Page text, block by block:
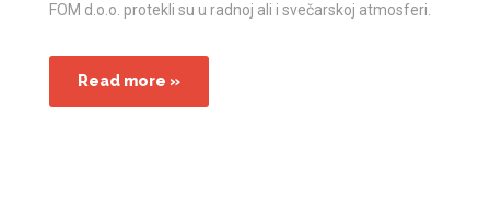
FOM d.o.o. protekli su u radnoj ali i svečarskoj atmosferi.
Read more »